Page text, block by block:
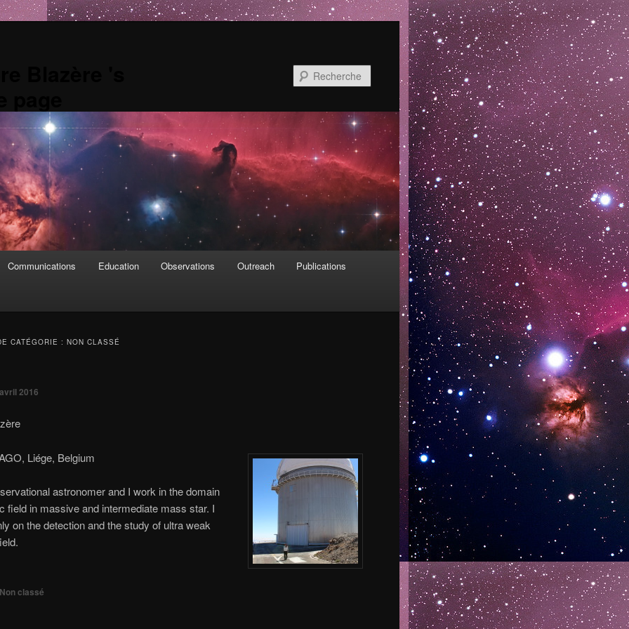
Recherche
Communications Education Observations Outreach Publications
CATÉGORIE :NON CLASSÉ
2016
Liége, Belgium
astronomer and I work in the domain
field in massive and intermediate mass star. I
on the detection and the study of ultra weak
Non classé